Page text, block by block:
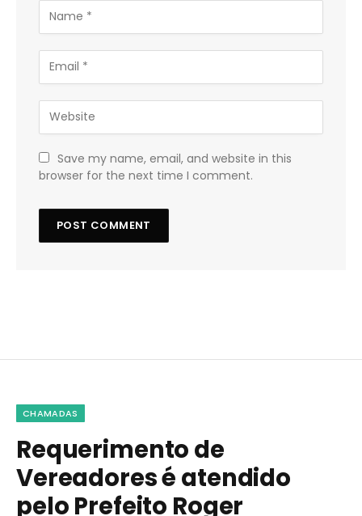
Save my name, email, and website in this
browser for the next time I comment.
CHAMADAS
Requerimento de
Vereadores é atendido
pelo Prefeito Roger